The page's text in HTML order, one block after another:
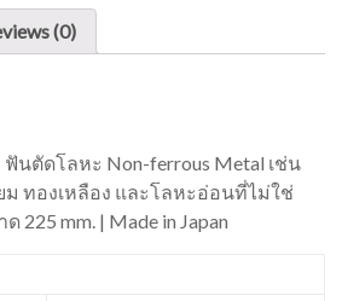
(0)
นตัดโลหะ Non-ferrous Metal เช่น
ม ทองเหลือง และโลหะอ่อนที่ไม่ใช่
225 mm. | Made in Japan